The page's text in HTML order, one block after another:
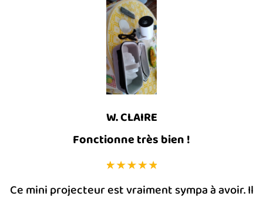
W. CLAIRE
Fonctionne très bien !
Ce mini projecteur est vraiment sympa à avoir. Il